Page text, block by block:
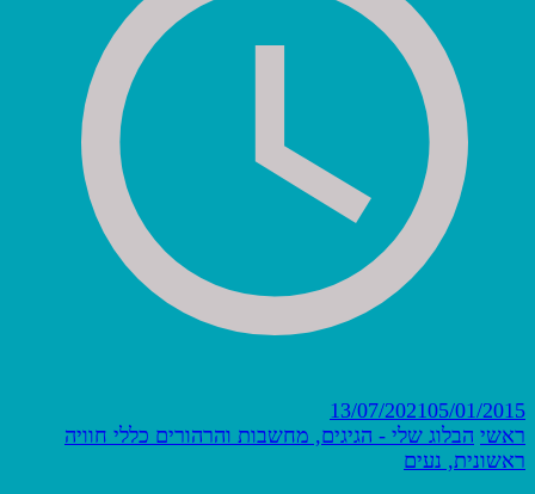
13/07/202105/01/2015
ראשי הבלוג שלי - הגיגים, מחשבות והרהורים כללי חוויה
ראשונית, נעים